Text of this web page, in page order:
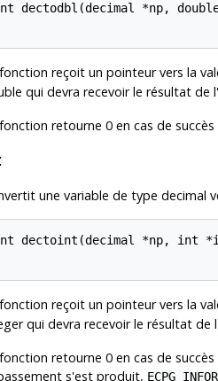
dectodbl(decimal *np,
reçoit un pointeur vers la
qui devra recevoir le résultat de
retourne 0 en cas de
une variable de type decimal
dectoint(decimal *np, int
reçoit un pointeur vers la
qui devra recevoir le résultat de
retourne 0 en cas de
s'est produit,